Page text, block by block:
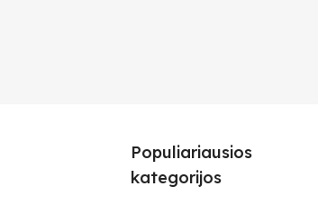
Populiariausios
kategorijos